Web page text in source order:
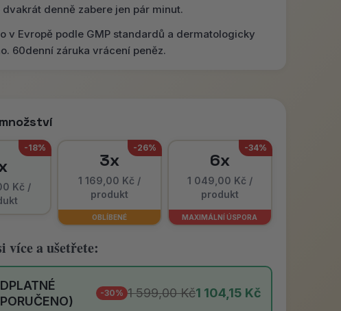
denně zabere jen pár minut.
v Evropě podle GMP standardů a dermatologicky
60denní záruka vrácení peněz.
-18%
Kč /
-26%
3x
1 169,00 Kč /
produkt
OBLÍBENÉ
-34%
6x
1 049,00 Kč /
produkt
MAXIMÁLNÍ ÚSPORA
více a ušetřete:
-30% 1 599,00 Kč1 104,15 Kč